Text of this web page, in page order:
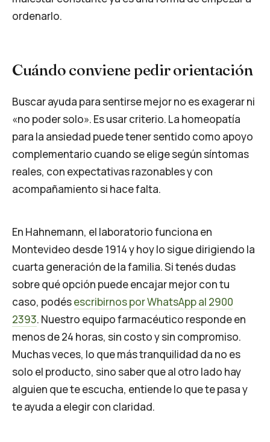
ordenarlo.
Cuándo conviene pedir orientación
Buscar ayuda para sentirse mejor no es exagerar ni
«no poder solo». Es usar criterio. La homeopatía
para la ansiedad puede tener sentido como apoyo
complementario cuando se elige según síntomas
reales, con expectativas razonables y con
acompañamiento si hace falta.
En Hahnemann, el laboratorio funciona en
Montevideo desde 1914 y hoy lo sigue dirigiendo la
cuarta generación de la familia. Si tenés dudas
sobre qué opción puede encajar mejor con tu
caso, podésescribirnos por WhatsApp al 2900
2393. Nuestro equipo farmacéutico responde en
menos de 24 horas, sin costo y sin compromiso.
Muchas veces, lo que más tranquilidad da no es
solo el producto, sino saber que al otro lado hay
alguien que te escucha, entiende lo que te pasa y
te ayuda a elegir con claridad.